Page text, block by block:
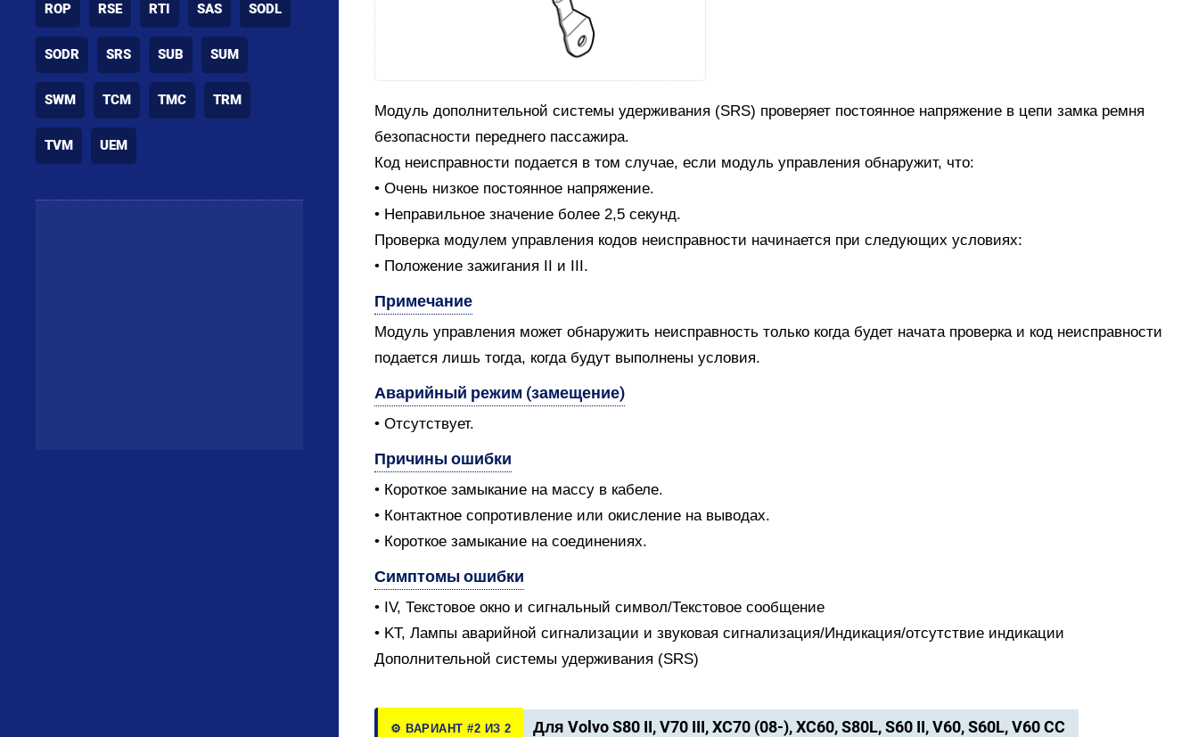
ROP RSE RTI SAS SODL
SODR SRS SUB SUM
SWM TCM TMC TRM
TVM UEM
Модуль дополнительной системы удерживания (SRS) проверяет постоянное напряжение в цепи замка ремня
безопасности переднего пассажира.
Код неисправности подается в том случае, если модуль управления обнаружит, что:
• Очень низкое постоянное напряжение.
• Неправильное значение более 2,5 секунд.
Проверка модулем управления кодов неисправности начинается при следующих условиях:
• Положение зажигания II и III.
Примечание
Модуль управления может обнаружить неисправность только когда будет начата проверка и код неисправности
подается лишь тогда, когда будут выполнены условия.
Аварийный режим (замещение)
• Отсутствует.
Причины ошибки
• Короткое замыкание на массу в кабеле.
• Контактное сопротивление или окисление на выводах.
• Короткое замыкание на соединениях.
Симптомы ошибки
• IV, Текстовое окно и сигнальный символ/Текстовое сообщение
• KT, Лампы аварийной сигнализации и звуковая сигнализация/Индикация/отсутствие индикации
Дополнительной системы удерживания (SRS)
⚙️ ВАРИАНТ #2 ИЗ 2 Для Volvo S80 II, V70 III, XC70 (08-), XC60, S80L, S60 II, V60, S60L, V60 CC